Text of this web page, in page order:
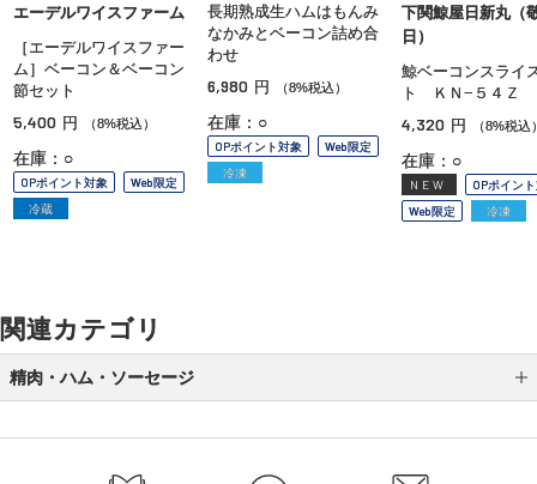
エーデルワイスファーム
［エーデルワイスファー
ム］ベーコン＆ベーコン
節セット
5,400 円 （8%税込）
在庫：○
OPポイント対象
Web限定
冷蔵
長期熟成生ハムはもんみ
なかみとベーコン詰め合
わせ
6,980 円 （8%税込）
在庫：○
OPポイント対象
Web限定
冷凍
下関鯨屋日新丸（
日）
鯨ベーコンスライ
ト ＫＮ−５４Ｚ
4,320 円 （8%税込
在庫：○
NEW
OPポイン
Web限定
冷凍
関連カテゴリ
精肉・ハム・ソーセージ